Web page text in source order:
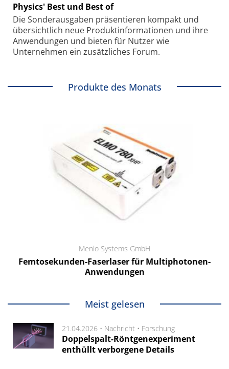
Physics' Best und Best of
Die Sonder­ausgaben präsentieren kompakt und
übersichtlich neue Produkt­informationen und ihre
Anwendungen und bieten für Nutzer wie
Unternehmen ein zusätzliches Forum.
Produkte des Monats
Menlo Systems GmbH
Femtosekunden-Faserlaser für Multiphotonen-
Anwendungen
Meist gelesen
21.04.2026 • Nachricht • Forschung
Doppelspalt-Röntgenexperiment
enthüllt verborgene Details